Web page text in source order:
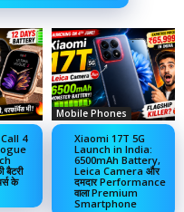
4
बैटरी
के
Mobile Phones
Xiaomi 17T 5G
Launch in India:
6500mAh Battery,
Leica Camera और
दमदार Performance
वाला Premium
Smartphone